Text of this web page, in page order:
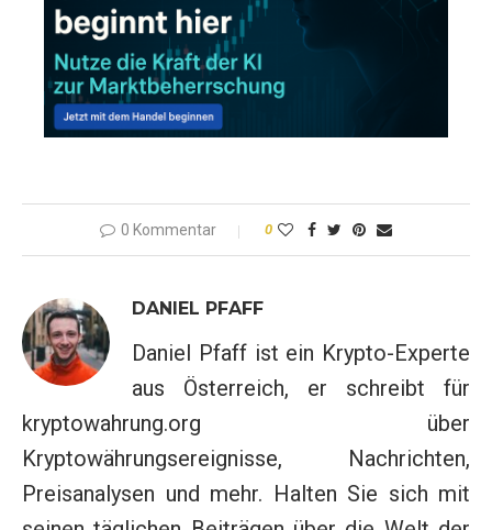
0 Kommentar 0
DANIEL PFAFF
Daniel Pfaff ist ein Krypto-Experte
aus Österreich, er schreibt für
kryptowahrung.org über
Kryptowährungsereignisse, Nachrichten,
Preisanalysen und mehr. Halten Sie sich mit